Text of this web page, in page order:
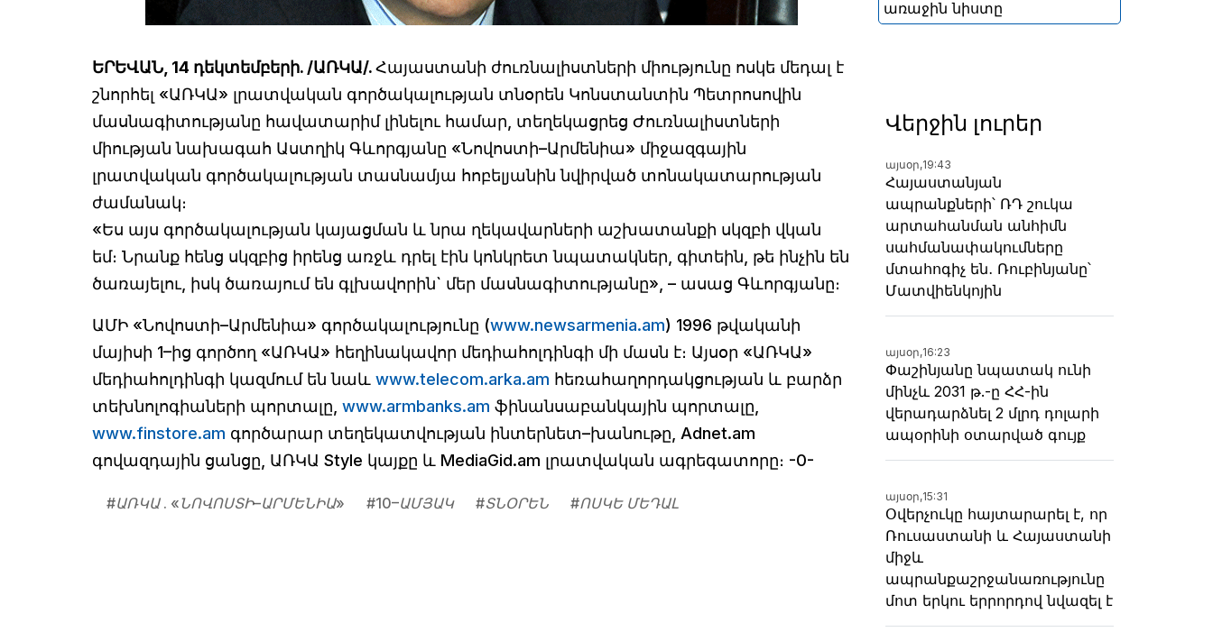
ԵՐԵՎԱՆ, 14 դեկտեմբերի. /ԱՌԿԱ/.Հայաստանի ժուռնալիստների միությունը ոսկե մեդալ է
շնորհել «ԱՌԿԱ» լրատվական գործակալության տնօրեն Կոնստանտին Պետրոսովին
մասնագիտությանը հավատարիմ լինելու համար, տեղեկացրեց Ժուռնալիստների
միության նախագահ Աստղիկ Գևորգյանը «Նովոստի–Արմենիա» միջազգային
լրատվական գործակալության տասնամյա հոբելյանին նվիրված տոնակատարության
ժամանակ։
«Ես այս գործակալության կայացման և նրա ղեկավարների աշխատանքի սկզբի վկան
եմ։ Նրանք հենց սկզբից իրենց առջև դրել էին կոնկրետ նպատակներ, գիտեին, թե ինչին են
ծառայելու, իսկ ծառայում են գլխավորին` մեր մասնագիտությանը», – ասաց Գևորգյանը։
ԱՄԻ «Նովոստի–Արմենիա» գործակալությունը (www.newsarmenia.am) 1996 թվականի
մայիսի 1–ից գործող «ԱՌԿԱ» հեղինակավոր մեդիահոլդինգի մի մասն է։ Այսօր «ԱՌԿԱ»
մեդիահոլդինգի կազմում են նաև www.telecom.arka.am հեռահաղորդակցության և բարձր
տեխնոլոգիաների պորտալը, www.armbanks.am ֆինանսաբանկային պորտալը,
www.finstore.am գործարար տեղեկատվության ինտերնետ–խանութը, Adnet.am
գովազդային ցանցը, ԱՌԿԱ Style կայքը և MediaGid.am լրատվական ագրեգատորը։ -0-
#ԱՌԿԱ . «ՆՈՎՈՍՏԻ–ԱՐՄԵՆԻԱ» #10–ԱՄՅԱԿ #ՏՆՕՐԵՆ #ՈՍԿԵ ՄԵԴԱԼ
առաջին նիստը
Վերջին լուրեր
այսօր,19:43
Հայաստանյան
ապրանքների՝ ՌԴ շուկա
արտահանման անհիմն
սահմանափակումները
մտահոգիչ են․ Ռուբինյանը՝
Մատվիենկոյին
այսօր,16:23
Փաշինյանը նպատակ ունի
մինչև 2031 թ.-ը ՀՀ-ին
վերադարձնել 2 մլրդ դոլարի
ապօրինի օտարված գույք
այսօր,15:31
Օվերչուկը հայտարարել է, որ
Ռուսաստանի և Հայաստանի
միջև
ապրանքաշրջանառությունը
մոտ երկու երրորդով նվազել է